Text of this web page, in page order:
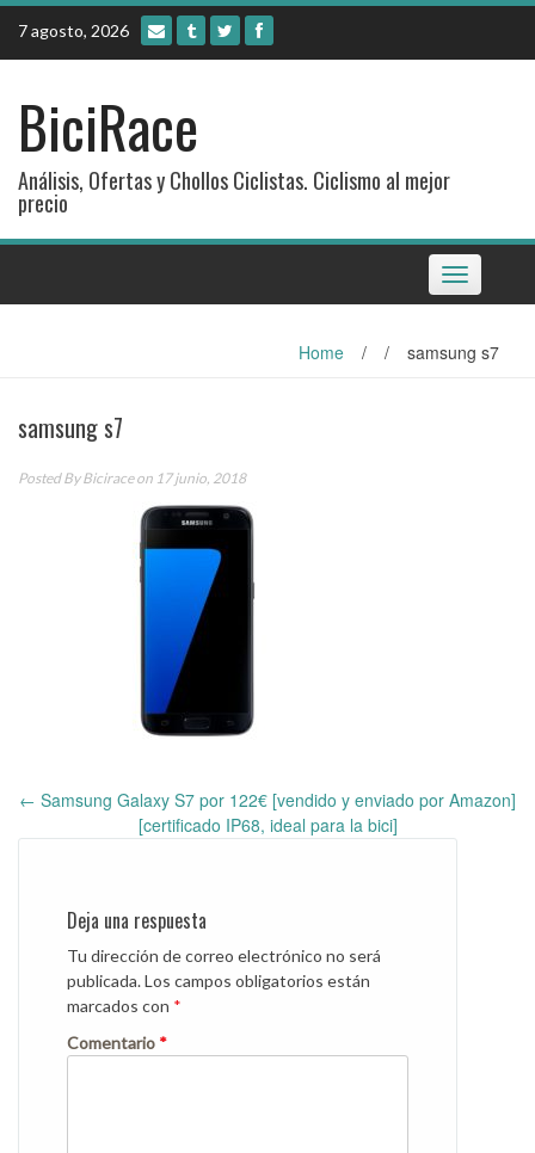
Skip
content
7 agosto, 2026
BiciRace
Análisis, Ofertas y Chollos Ciclistas. Ciclismo al mejor
precio
Toggle
navigation
Home / / samsung s7
samsung s7
Posted ByBiciraceon 17 junio, 2018
navigation
← Samsung Galaxy S7 por 122€ [vendido y enviado por Amazon]
[certificado IP68, ideal para la bici]
Deja una respuesta
Tu dirección de correo electrónico no será
publicada.Los campos obligatorios están
marcados con *
Comentario *